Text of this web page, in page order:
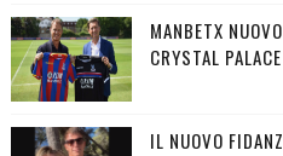
MANBETX
CRYSTAL PALACE
IL NUOVO